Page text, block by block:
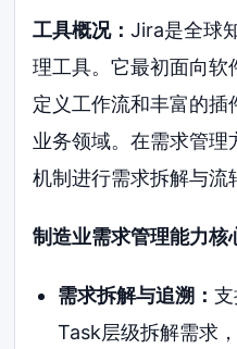
工具概况：Jira是全球
理工具。它最初面向软
定义工作流和丰富的插
业务领域。在需求管
机制进行需求拆解与流
制造业需求管理能力核
需求拆解与追溯：
Task层级拆解需求